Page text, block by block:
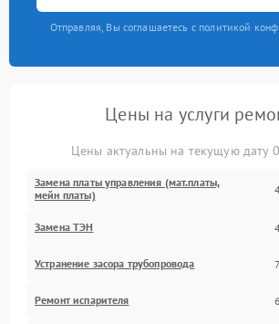
Отправляя, Вы соглашаетесь с политикой
Цены на услуги
Цены актуальны на текущую дату
Замена платы управления (мат.платы,
мейн платы)
Замена ТЭН
Устранение засора трубопровода
Ремонт испарителя